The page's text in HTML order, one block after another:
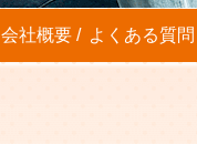
会社概要 よくある質問